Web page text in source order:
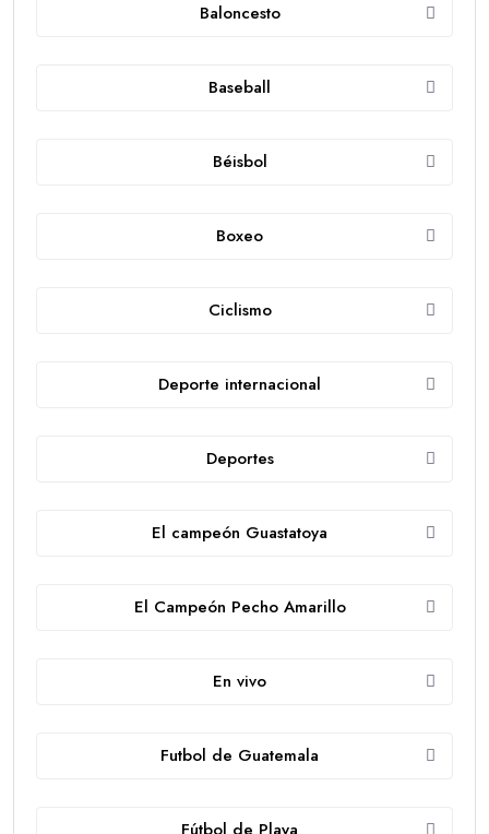
Baloncesto
Baseball
Béisbol
Boxeo
Ciclismo
Deporte internacional
Deportes
El campeón Guastatoya
El Campeón Pecho Amarillo
En vivo
Futbol de Guatemala